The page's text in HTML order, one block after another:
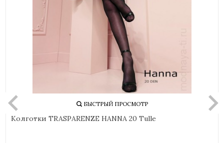
БЫСТРЫЙ ПРОСМОТР
Колготки TRASPARENZE HANNA 20 Tulle